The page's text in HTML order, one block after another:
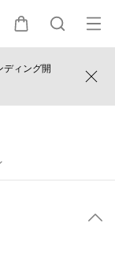
カ
検
オ
プ
ン
ュ
ディング開